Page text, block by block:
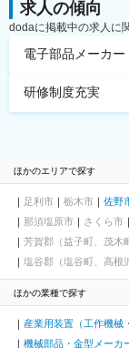
求人の傾向
dodaに掲載中の求人に
電子部品メーカー
研修制度充実
ほかのエリアで探す
足利市 栃木市 佐野
那須塩原市
さくら市
芳賀郡（益子町、茂木
塩谷郡（塩谷町、高根
ほかの業種で探す
産業用装置（工作機械
機械部品・金型メーカ